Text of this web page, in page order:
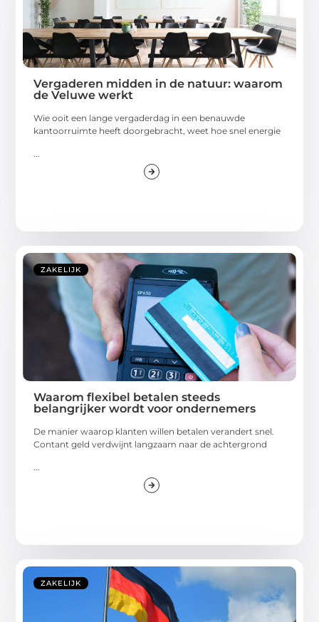
Vergaderen midden in de natuur: waarom
de Veluwe werkt
Wie ooit een lange vergaderdag in een benauwde
kantoorruimte heeft doorgebracht, weet hoe snel energie
...
ZAKELIJK
Waarom flexibel betalen steeds
belangrijker wordt voor ondernemers
De manier waarop klanten willen betalen verandert snel.
Contant geld verdwijnt langzaam naar de achtergrond
...
ZAKELIJK